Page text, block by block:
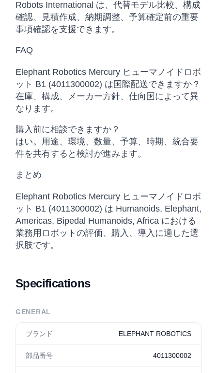
Robots International は、代替モデル比較、構成
確認、見積作成、納期調整、予算確定前の重要
事項確認を支援できます。
FAQ
Elephant Robotics Mercury ヒューマノイドロボ
ット B1 (4011300002) は国際配送できますか？
在庫、構成、メーカー方針、仕向国によって異
なります。
購入前に相談できますか？
はい。用途、環境、数量、予算、時期、統合要
件を共有すると検討が進みます。
まとめ
Elephant Robotics Mercury ヒューマノイドロボ
ット B1 (4011300002) は Humanoids, Elephant,
Americas, Bipedal Humanoids, Africa における
業務用ロボットの評価、購入、導入に適した選
択肢です。
Specifications
GENERAL
ブランド ELEPHANT ROBOTICS
部品番号 4011300002